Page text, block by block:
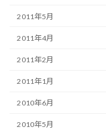
2011年5月
2011年4月
2011年2月
2011年1月
2010年6月
2010年5月